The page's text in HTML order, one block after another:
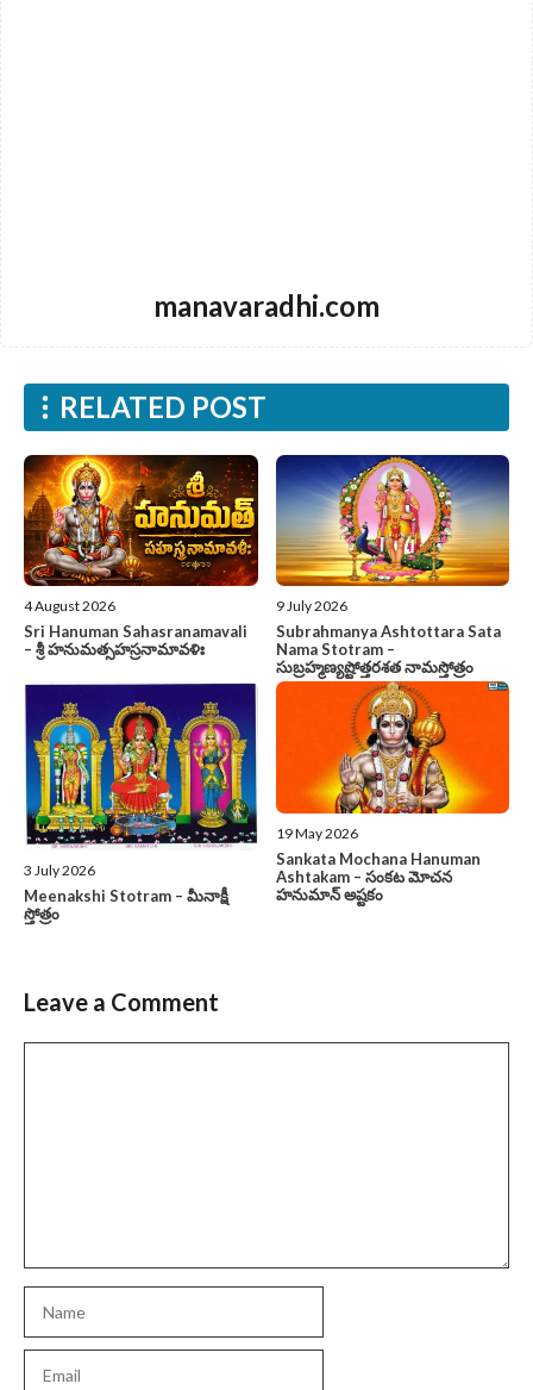
manavaradhi.com
RELATED POST
4 August 2026
Sri Hanuman Sahasranamavali
– శ్రీ హనుమత్సహస్రనామావళిః
9 July 2026
Subrahmanya Ashtottara Sata
Nama Stotram –
సుబ్రహ్మణ్యష్టోత్తరశత నామస్తోత్రం
3 July 2026
Meenakshi Stotram – మీనాక్షీ
స్తోత్రం
19 May 2026
Sankata Mochana Hanuman
Ashtakam – సంకట మోచన
హనుమాన్ అష్టకం
Leave a Comment